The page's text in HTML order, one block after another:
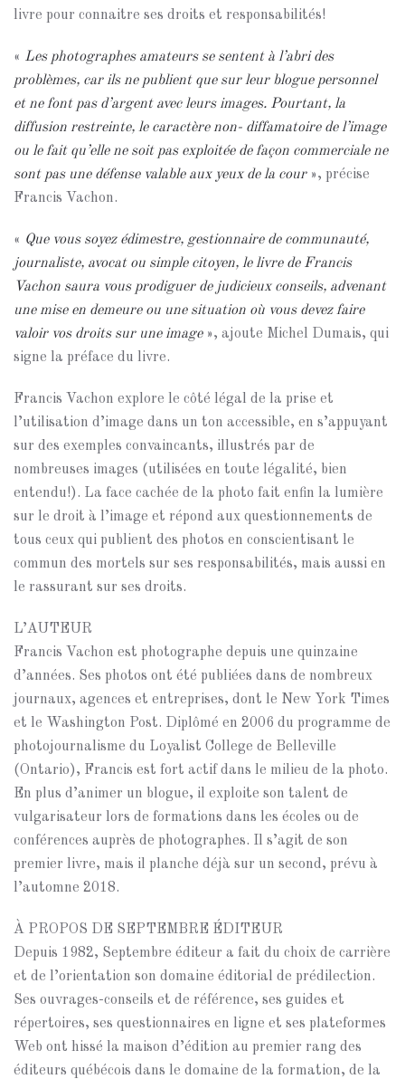
livre pour connaitre ses droits et responsabilités!
« Les photographes amateurs se sentent à l’abri des
problèmes, car ils ne publient que sur leur blogue personnel
et ne font pas d’argent avec leurs images. Pourtant, la
diffusion restreinte, le caractère non- diffamatoire de l’image
ou le fait qu’elle ne soit pas exploitée de façon commerciale ne
sont pas une défense valable aux yeux de la cour», précise
Francis Vachon.
« Que vous soyez édimestre, gestionnaire de communauté,
journaliste, avocat ou simple citoyen, le livre de Francis
Vachon saura vous prodiguer de judicieux conseils, advenant
une mise en demeure ou une situation où vous devez faire
valoir vos droits sur une image», ajoute Michel Dumais, qui
signe la préface du livre.
Francis Vachon explore le côté légal de la prise et
l’utilisation d’image dans un ton accessible, en s’appuyant
sur des exemples convaincants, illustrés par de
nombreuses images (utilisées en toute légalité, bien
entendu!). La face cachée de la photo fait enfin la lumière
sur le droit à l’image et répond aux questionnements de
tous ceux qui publient des photos en conscientisant le
commun des mortels sur ses responsabilités, mais aussi en
le rassurant sur ses droits.
L’AUTEUR
Francis Vachon est photographe depuis une quinzaine
d’années. Ses photos ont été publiées dans de nombreux
journaux, agences et entreprises, dont le New York Times
et le Washington Post. Diplômé en 2006 du programme de
photojournalisme du Loyalist College de Belleville
(Ontario), Francis est fort actif dans le milieu de la photo.
En plus d’animer un blogue, il exploite son talent de
vulgarisateur lors de formations dans les écoles ou de
conférences auprès de photographes. Il s’agit de son
premier livre, mais il planche déjà sur un second, prévu à
l’automne 2018.
À PROPOS DE SEPTEMBRE ÉDITEUR
Depuis 1982, Septembre éditeur a fait du choix de carrière
et de l’orientation son domaine éditorial de prédilection.
Ses ouvrages-conseils et de référence, ses guides et
répertoires, ses questionnaires en ligne et ses plateformes
Web ont hissé la maison d’édition au premier rang des
éditeurs québécois dans le domaine de la formation, de la